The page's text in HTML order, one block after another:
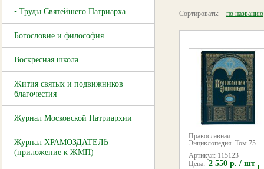
▪ Труды Святейшего Патриарха
Богословие и философия
Воскресная школа
Жития святых и подвижников
благочестия
Журнал Московской Патриархии
Журнал ХРАМОЗДАТЕЛЬ
(приложение к ЖМП)
Сортировать: по названию
Православная
Энциклопедия. Том 75
Артикул: 115123
Цена: 2 550 р. / шт